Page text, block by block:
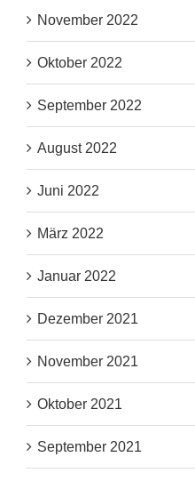
November 2022
Oktober 2022
September 2022
August 2022
Juni 2022
März 2022
Januar 2022
Dezember 2021
November 2021
Oktober 2021
September 2021